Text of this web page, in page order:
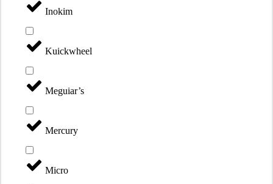
Inokim
Kuickwheel
Meguiar’s
Mercury
Micro